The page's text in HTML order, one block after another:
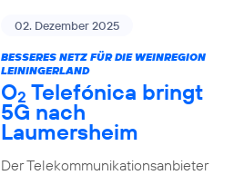
02. Dezember 2025
BESSERES NETZ FÜR DIE WEINREGION
LEININGERLAND
O2 Telefónica bringt
5G nach
Laumersheim
Der Telekommunikationsanbieter